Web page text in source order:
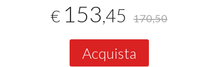
€ 153,45 170,50
Acquista